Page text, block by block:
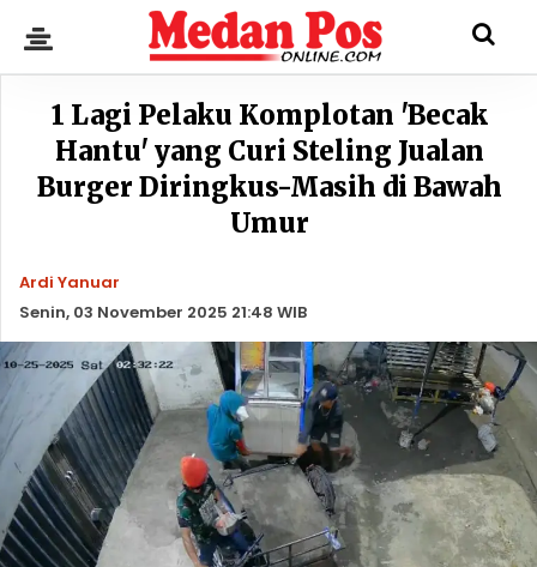
1 Lagi Pelaku Komplotan 'Becak
Hantu' yang Curi Steling Jualan
Burger Diringkus-Masih di Bawah
Umur
Ardi Yanuar
Senin, 03 November 2025 21:48 WIB